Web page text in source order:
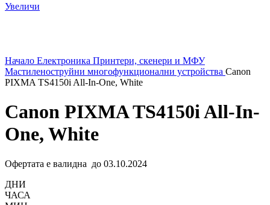
Увеличи
Начало Електроника Принтери, скенери и МФУ
Мастиленоструйни многофункционални устройства Canon
PIXMA TS4150i All-In-One, White
Canon PIXMA TS4150i All-In-
One, White
Офертата е валидна до 03.10.2024
ДНИ
ЧАСА